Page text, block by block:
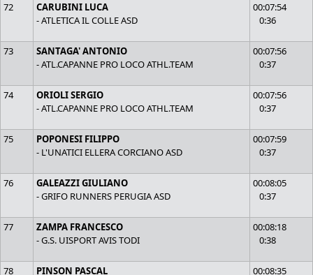
72
CARUBINI LUCA
- ATLETICA IL COLLE ASD
00:07:54
0:36
73
SANTAGA' ANTONIO
- ATL.CAPANNE PRO LOCO ATHL.TEAM
00:07:56
0:37
74
ORIOLI SERGIO
- ATL.CAPANNE PRO LOCO ATHL.TEAM
00:07:56
0:37
75
POPONESI FILIPPO
- L'UNATICI ELLERA CORCIANO ASD
00:07:59
0:37
76
GALEAZZI GIULIANO
- GRIFO RUNNERS PERUGIA ASD
00:08:05
0:37
77
ZAMPA FRANCESCO
- G.S. UISPORT AVIS TODI
00:08:18
0:38
78 PINSON PASCAL 00:08:35